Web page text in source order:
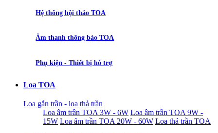
Hệ thống hội thảo TOA
Âm thanh thông báo TOA
Phụ kiện - Thiết bị hỗ trợ
Loa TOA
Loa gắn trần - loa thả trần
Loa âm trần TOA 3W - 6W Loa âm trần TOA 9W -
15W Loa âm trần TOA 20W - 60W Loa thả trần TOA